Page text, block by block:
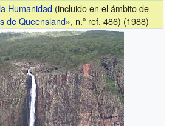
Humanidad (incluido en el ámbito de
de Queensland», n.º ref. 486) (1988)